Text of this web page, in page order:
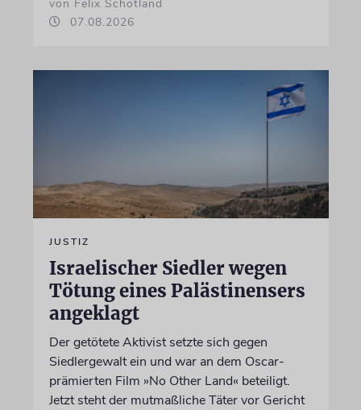
von Felix Schotland
07.08.2026
JUSTIZ
Israelischer Siedler wegen
Tötung eines Palästinensers
angeklagt
Der getötete Aktivist setzte sich gegen
Siedlergewalt ein und war an dem Oscar-
prämierten Film »No Other Land« beteiligt.
Jetzt steht der mutmaßliche Täter vor Gericht